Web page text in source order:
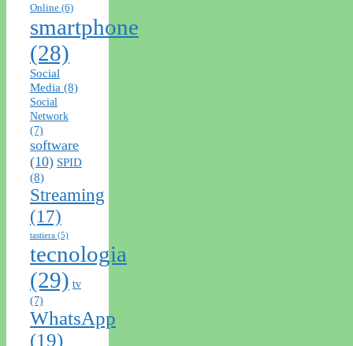
Online (6)
smartphone
(28)
Social
Media (8)
Social
Network
(7)
software
(10) SPID
(8)
Streaming
(17)
tastiera (5)
tecnologia
(29) tv
(7)
WhatsApp
(19)